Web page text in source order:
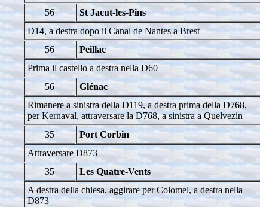
56 St Jacut-les-Pins
D14, a destra dopo il Canal de Nantes a Brest
56
Peillac
Prima il castello a destra nella D60
56
Glénac
Rimanere a sinistra della D119, a destra prima della D768,
per Kernaval, attraversare la D768, a sinistra a Quelvezin
35
Port Corbin
Attraversare D873
35
Les Quatre-Vents
A destra della chiesa, aggirare per Colomel, a destra nella
D873